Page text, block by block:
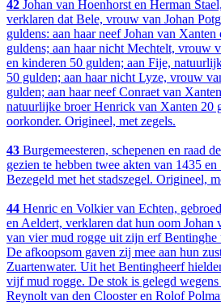
42 Johan van Hoenhorst en Herman
verklaren dat Bele, vrouw van Johan
guldens: aan haar neef Johan van
guldens; aan haar nicht Mechtelt, vrouw
en kinderen 50 gulden; aan Fije,
50 gulden; aan haar nicht Lyze, vrouw
gulden; aan haar neef Conraet van
natuurlijke broer Henrick van Xanten 20
oorkonder. Origineel, met zegels.
43 Burgemeesteren, schepenen en raad
gezien te hebben twee akten van 1435
Bezegeld met het stadszegel. Origineel,
44 Henric en Volkier van Echten,
en Aeldert, verklaren dat hun oom Johan
van vier mud rogge uit zijn erf Bentinghe
De afkoopsom gaven zij mee aan hun
Zuartenwater. Uit het Bentingheerf
vijf mud rogge. De stok is gelegd
Reynolt van den Clooster en Rolof